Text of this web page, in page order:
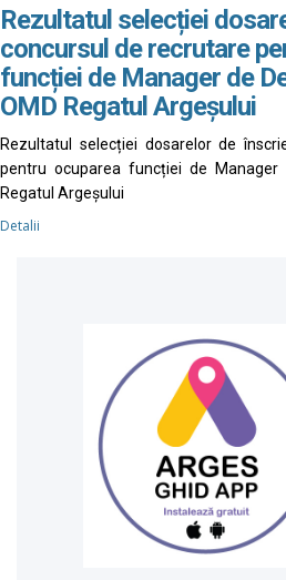
Rezultatul selecției
concursul de recrutare
funcției de Manager de
OMD Regatul Argeșului
Rezultatul selecției dosarelor de
pentru ocuparea funcției de Manager
Regatul Argeșului
Detalii